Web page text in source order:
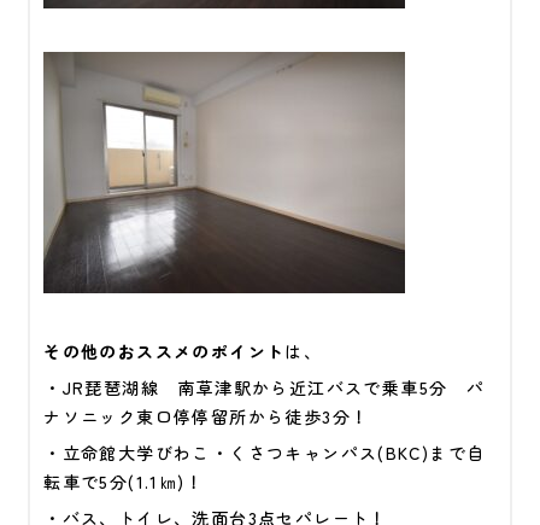
その他のおススメのポイント は、
・JR琵琶湖線 南草津駅から近江バスで乗車5分 パ
ナソニック東口停停留所から徒歩3分 ！
・立命館大学びわこ・くさつキャンパス(BKC)まで自
転車で5分(1.1㎞)！
・バス、トイレ、洗面台3点セパレート ！